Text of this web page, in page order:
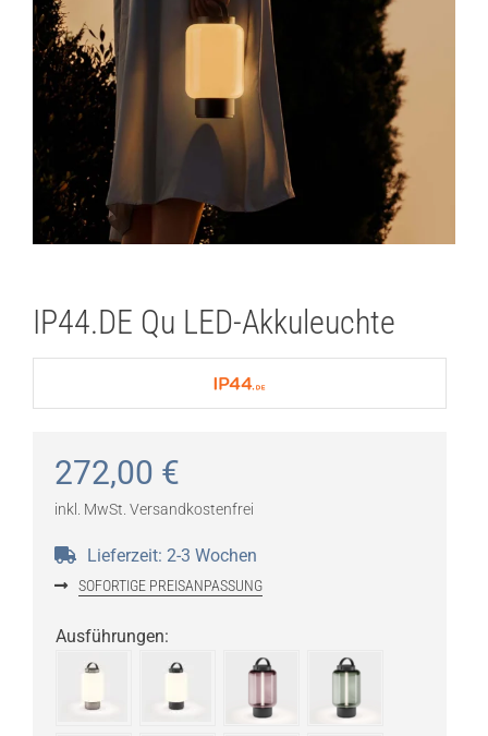
IP44.DE Qu LED-Akkuleuchte
272,00 €
inkl. MwSt. Versandkostenfrei
Lieferzeit: 2-3 Wochen
SOFORTIGE PREISANPASSUNG
Ausführungen: